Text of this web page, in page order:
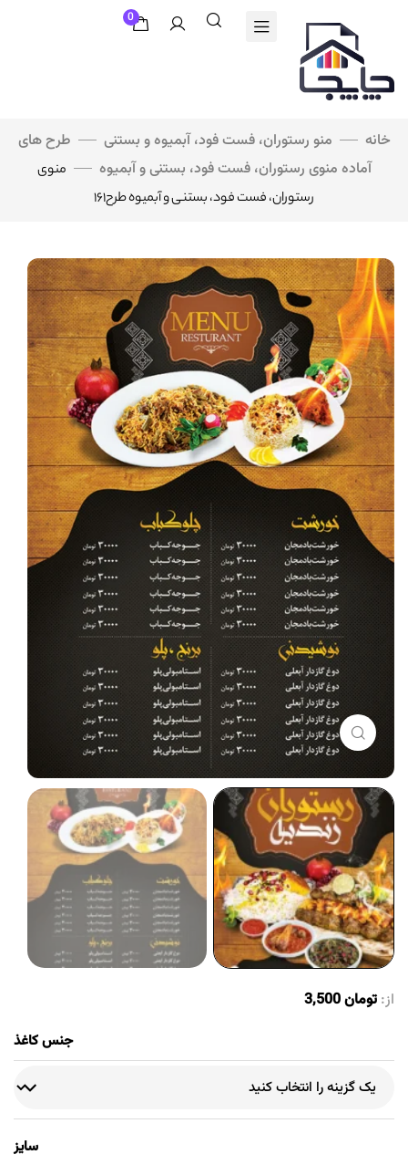
0
خانه منو رستوران، فست فود، آبمیوه و بستنی
طرح های
آماده منوی رستوران، فست فود، بستنی و آبمیوه
منوی
رستوران، فست فود، بستنی و آبمیوه طرح۱۶۱
برای بزرگنمایی کلیک کنید
از: تومان
جنس کاغذ
سایز